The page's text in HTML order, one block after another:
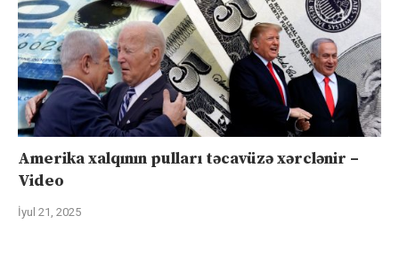
Amerika xalqının pulları təcavüzə xərclənir –
Video
İyul 21, 2025